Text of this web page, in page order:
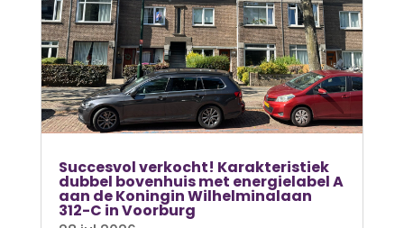
Succesvol verkocht! Karakteristiek
dubbel bovenhuis met energielabel A
aan de Koningin Wilhelminalaan
312-C in Voorburg